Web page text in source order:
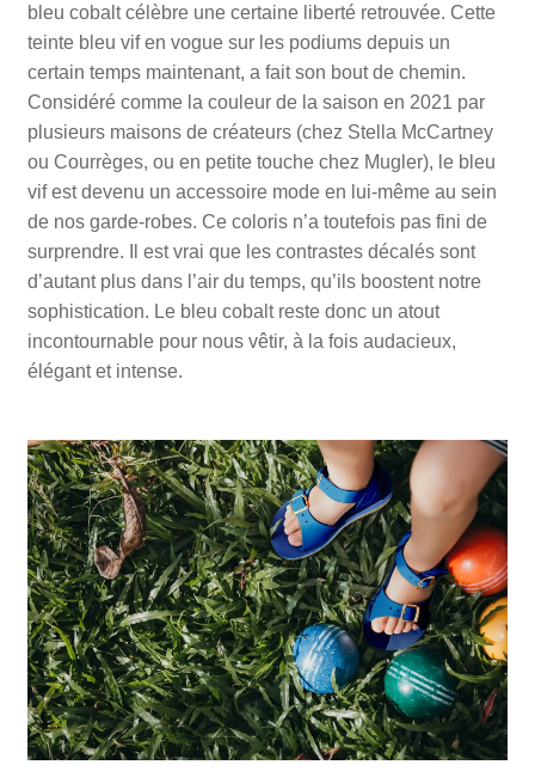
bleu cobalt célèbre une certaine liberté retrouvée. Cette
teinte bleu vif en vogue sur les podiums depuis un
certain temps maintenant, a fait son bout de chemin.
Considéré comme la couleur de la saison en 2021 par
plusieurs maisons de créateurs (chez Stella McCartney
ou Courrèges, ou en petite touche chez Mugler), le bleu
vif est devenu un accessoire mode en lui-même au sein
de nos garde-robes. Ce coloris n’a toutefois pas fini de
surprendre. Il est vrai que les contrastes décalés sont
d’autant plus dans l’air du temps, qu’ils boostent notre
sophistication. Le bleu cobalt reste donc un atout
incontournable pour nous vêtir, à la fois audacieux,
élégant et intense.